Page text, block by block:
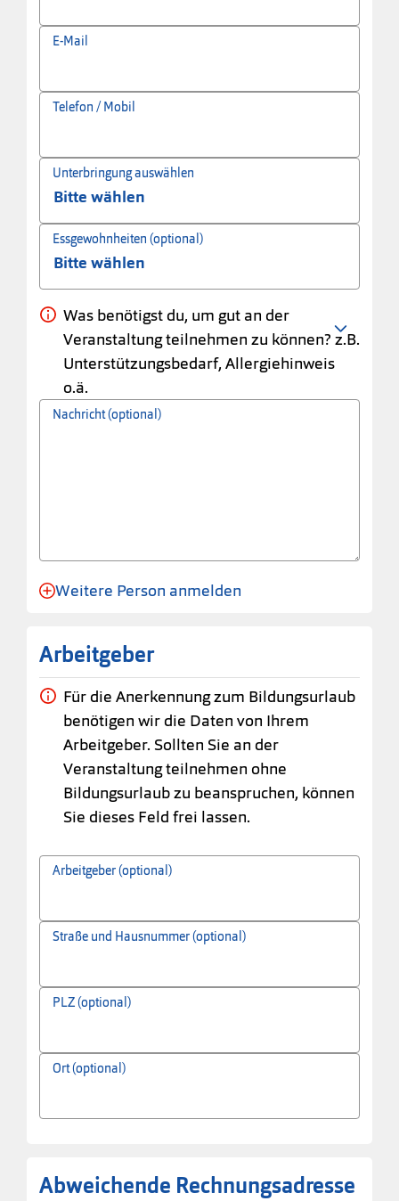
E-Mail
Telefon / Mobil
Unterbringung auswählen
Essgewohnheiten (optional)
Was benötigst du, um gut an der
Veranstaltung teilnehmen zu können? z.B.
Unterstützungsbedarf, Allergiehinweis
o.ä.
Nachricht (optional)
Anmeldung für eine Person angelegt.
Weitere Person anmelden
Arbeitgeber
Für die Anerkennung zum Bildungsurlaub
benötigen wir die Daten von Ihrem
Arbeitgeber. Sollten Sie an der
Veranstaltung teilnehmen ohne
Bildungsurlaub zu beanspruchen, können
Sie dieses Feld frei lassen.
Arbeitgeber (optional)
Straße und Hausnummer (optional)
PLZ (optional)
Ort (optional)
Abweichende Rechnungsadresse